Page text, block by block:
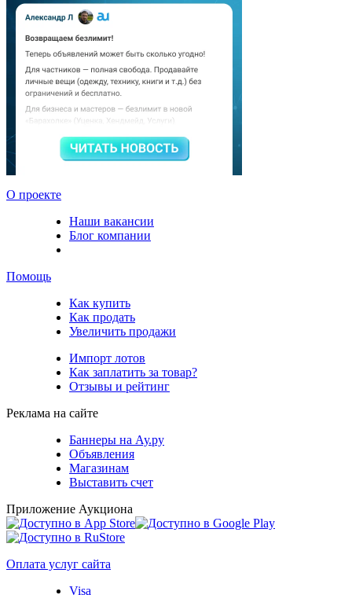
О проекте
Наши вакансии
Блог компании
Помощь
Как купить
Как продать
Увеличить продажи
Импорт лотов
Как заплатить за товар?
Отзывы и рейтинг
Реклама на сайте
Баннеры на Ау.ру
Объявления
Магазинам
Выставить счет
Приложение Аукциона
Оплата услуг сайта
Visa